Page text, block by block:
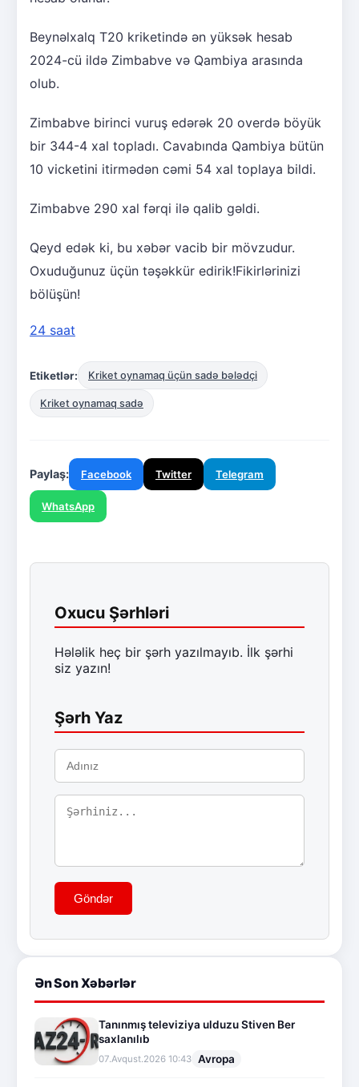
Beynəlxalq T20 kriketində ən yüksək hesab
2024-cü ildə Zimbabve və Qambiya arasında
olub.
Zimbabve birinci vuruş edərək 20 overdə böyük
bir 344-4 xal topladı. Cavabında Qambiya bütün
10 vicketini itirmədən cəmi 54 xal toplaya bildi.
Zimbabve 290 xal fərqi ilə qalib gəldi.
Qeyd edək ki, bu xəbər vacib bir mövzudur.
Oxuduğunuz üçün təşəkkür edirik!Fikirlərinizi
bölüşün!
24 saat
Etiketlər: Kriket oynamaq üçün sadə bələdçi
Kriket oynamaq sadə
Paylaş: Facebook Twitter Telegram
WhatsApp
Oxucu Şərhləri
Hələlik heç bir şərh yazılmayıb. İlk şərhi
siz yazın!
Şərh Yaz
Göndər
Ən Son Xəbərlər
Tanınmış televiziya ulduzu Stiven Ber
saxlanılıb
07.Avqust.2026 10:43 Avropa